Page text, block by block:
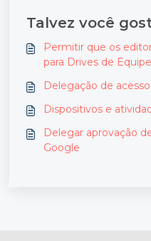
Talvez você
Permitir que os
para Drives de Equipe
Delegação de
Dispositivos e
Delegar aprovação
Google